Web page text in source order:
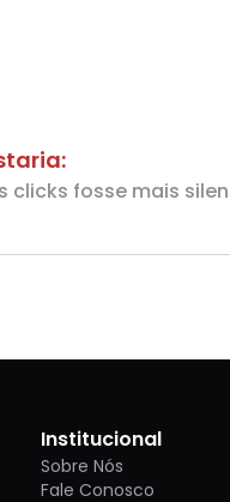
clicks fosse mais
Institucional
Sobre Nós
Fale Conosco